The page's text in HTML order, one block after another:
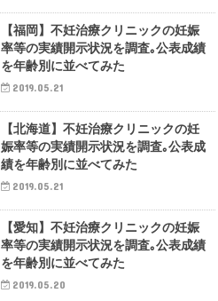
【福岡】不妊治療クリニックの妊娠
率等の実績開示状況を調査｡公表成績
を年齢別に並べてみた
2019.05.21
【北海道】不妊治療クリニックの妊
娠率等の実績開示状況を調査｡公表成
績を年齢別に並べてみた
2019.05.21
【愛知】不妊治療クリニックの妊娠
率等の実績開示状況を調査｡公表成績
を年齢別に並べてみた
2019.05.20